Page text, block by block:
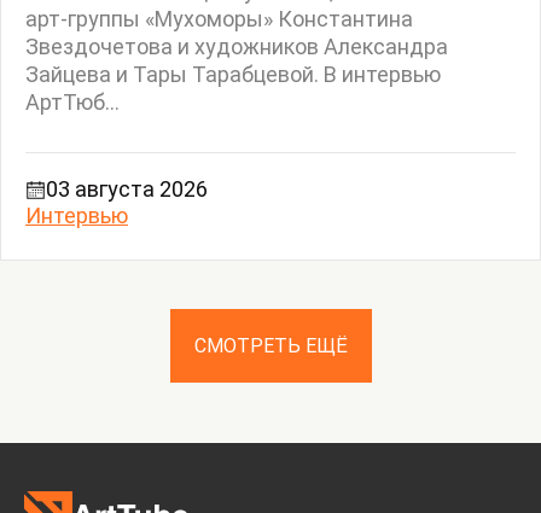
арт-группы «Мухоморы» Константина
Звездочетова и художников Александра
Зайцева и Тары Тарабцевой. В интервью
АртТюб...
03 августа 2026
Интервью
СМОТРЕТЬ ЕЩЁ